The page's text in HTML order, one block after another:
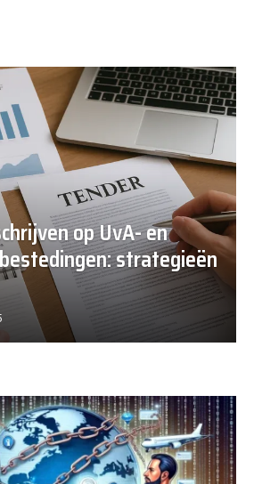
op UvA- en
strategieën